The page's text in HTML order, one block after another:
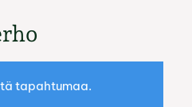
tapahtumaa.